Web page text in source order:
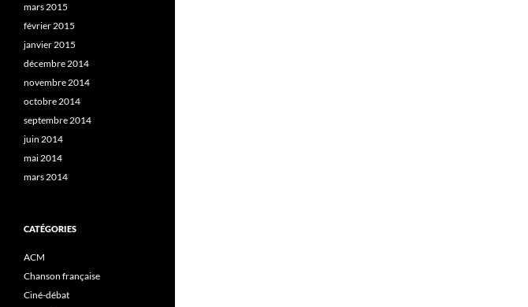
mars 2015
février 2015
janvier 2015
décembre 2014
novembre 2014
octobre 2014
septembre 2014
juin 2014
mai 2014
mars 2014
CATÉGORIES
ACM
Chanson française
Ciné-débat